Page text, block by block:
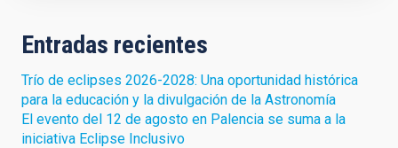
Entradas recientes
Trío de eclipses 2026-2028: Una oportunidad histórica
para la educación y la divulgación de la Astronomía
El evento del 12 de agosto en Palencia se suma a la
iniciativa Eclipse Inclusivo